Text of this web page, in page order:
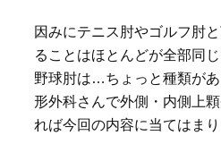
因みにテニス肘やゴルフ肘
ることはほとんどが全部同じ
野球肘は…ちょっと種類が
形外科さんで外側・内側上
れば今回の内容に当てはまり